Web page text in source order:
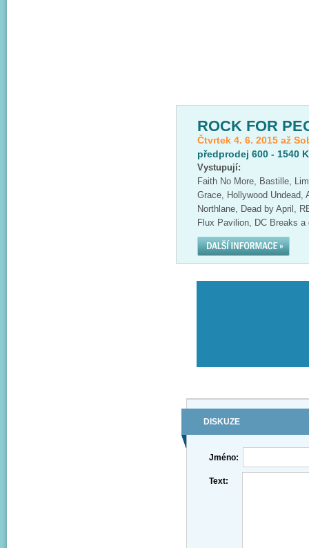
ROCK FOR
Čtvrtek 4. 6. 2015 až
předprodej 600 - 1540
Vystupují:
Faith No More, Bastille,
Grace, Hollywood Undead,
Northlane, Dead by April,
Flux Pavilion, DC Breaks a
DISKUZE
Jméno:
Text: